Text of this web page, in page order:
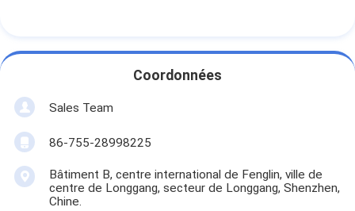
Coordonnées
Sales Team
86-755-28998225
Bâtiment B, centre international de Fenglin, ville de
centre de Longgang, secteur de Longgang, Shenzhen,
Chine.